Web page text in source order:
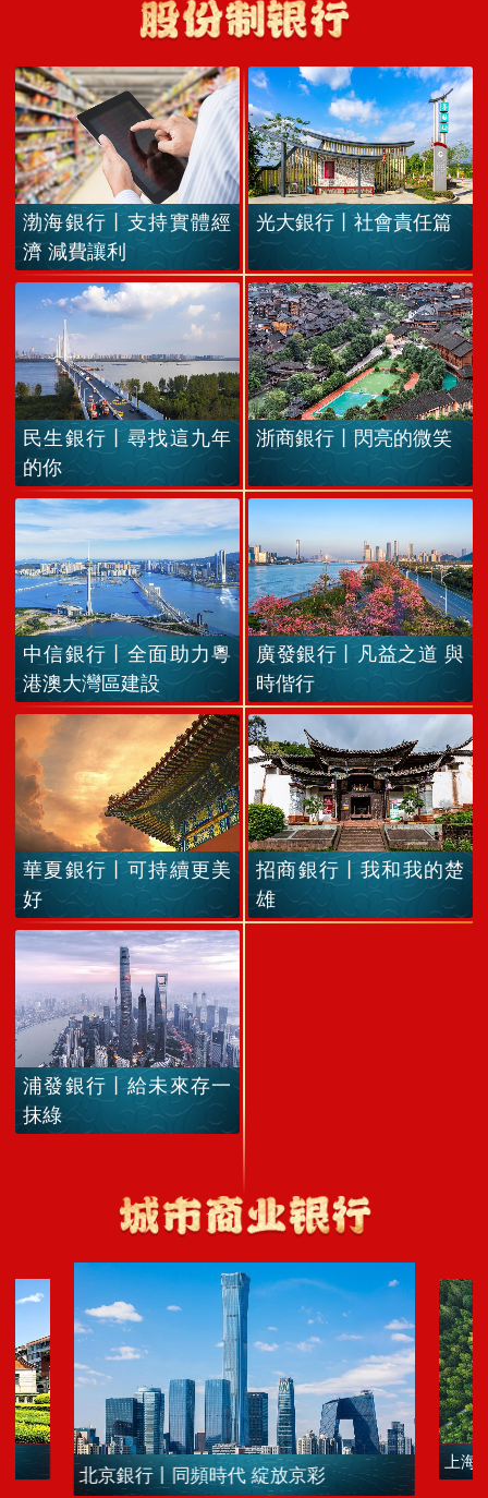
渤海銀行丨支持實體經
濟 減費讓利
光大銀行丨社會責任篇
民生銀行丨尋找這九年
的你
浙商銀行丨閃亮的微笑
中信銀行丨全面助力粵
港澳大灣區建設
廣發銀行丨凡益之道 與
時偕行
華夏銀行丨可持續更美
好
招商銀行丨我和我的楚
雄
浦發銀行丨給未來存一
抹綠
北京銀行丨同頻時代 綻放京彩
上海